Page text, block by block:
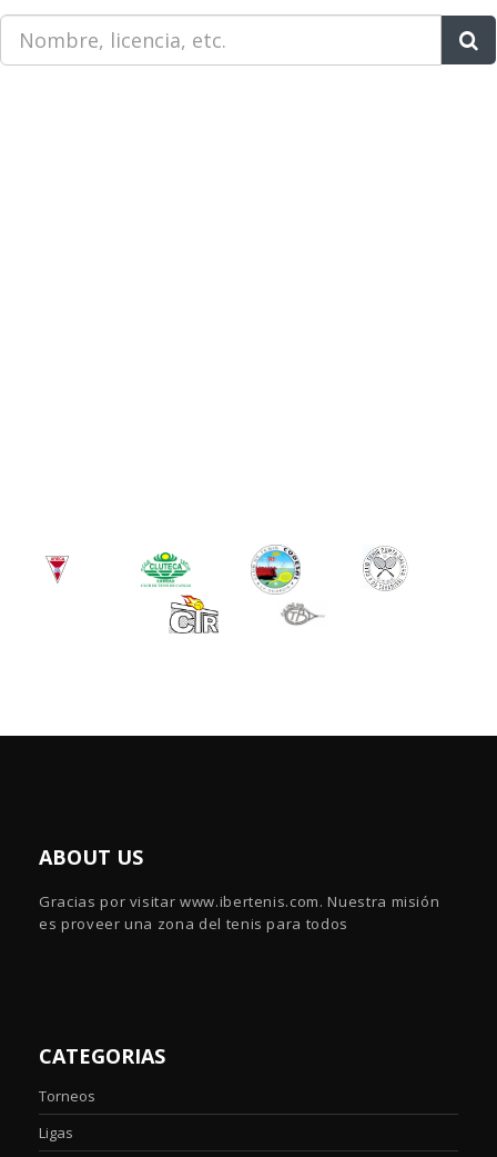
ABOUT US
Gracias por visitar www.ibertenis.com. Nuestra misión
es proveer una zona del tenis para todos
CATEGORIAS
Torneos
Ligas